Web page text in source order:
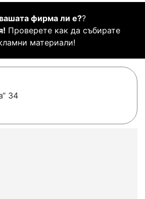
фирма ли е??
Проверете как да събирате
материали!
34